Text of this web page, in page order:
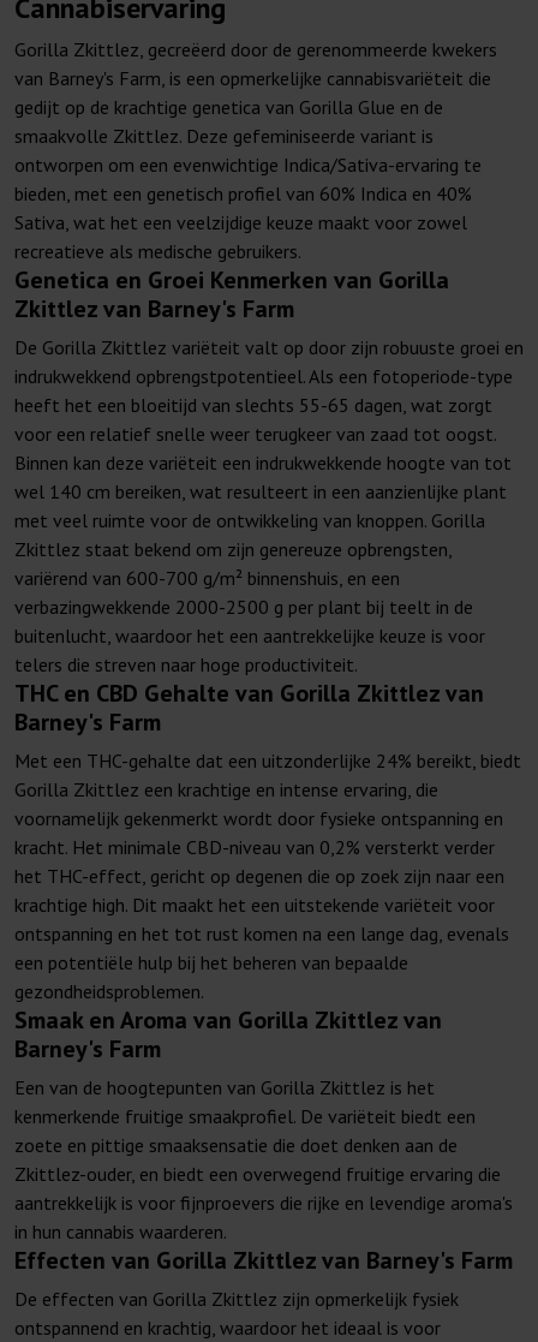
Cannabiservaring
Gorilla Zkittlez, gecreëerd door de gerenommeerde kwekers
van Barney's Farm, is een opmerkelijke cannabisvariëteit die
gedijt op de krachtige genetica van Gorilla Glue en de
smaakvolle Zkittlez. Deze gefeminiseerde variant is
ontworpen om een evenwichtige Indica/Sativa-ervaring te
bieden, met een genetisch profiel van 60% Indica en 40%
Sativa, wat het een veelzijdige keuze maakt voor zowel
recreatieve als medische gebruikers.
Genetica en Groei Kenmerken van Gorilla
Zkittlez van Barney's Farm
De Gorilla Zkittlez variëteit valt op door zijn robuuste groei en
indrukwekkend opbrengstpotentieel. Als een fotoperiode-type
heeft het een bloeitijd van slechts 55-65 dagen, wat zorgt
voor een relatief snelle weer terugkeer van zaad tot oogst.
Binnen kan deze variëteit een indrukwekkende hoogte van tot
wel 140 cm bereiken, wat resulteert in een aanzienlijke plant
met veel ruimte voor de ontwikkeling van knoppen. Gorilla
Zkittlez staat bekend om zijn genereuze opbrengsten,
variërend van 600-700 g/m² binnenshuis, en een
verbazingwekkende 2000-2500 g per plant bij teelt in de
buitenlucht, waardoor het een aantrekkelijke keuze is voor
telers die streven naar hoge productiviteit.
THC en CBD Gehalte van Gorilla Zkittlez van
Barney's Farm
Met een THC-gehalte dat een uitzonderlijke 24% bereikt, biedt
Gorilla Zkittlez een krachtige en intense ervaring, die
voornamelijk gekenmerkt wordt door fysieke ontspanning en
kracht. Het minimale CBD-niveau van 0,2% versterkt verder
het THC-effect, gericht op degenen die op zoek zijn naar een
krachtige high. Dit maakt het een uitstekende variëteit voor
ontspanning en het tot rust komen na een lange dag, evenals
een potentiële hulp bij het beheren van bepaalde
gezondheidsproblemen.
Smaak en Aroma van Gorilla Zkittlez van
Barney's Farm
Een van de hoogtepunten van Gorilla Zkittlez is het
kenmerkende fruitige smaakprofiel. De variëteit biedt een
zoete en pittige smaaksensatie die doet denken aan de
Zkittlez-ouder, en biedt een overwegend fruitige ervaring die
aantrekkelijk is voor fijnproevers die rijke en levendige aroma's
in hun cannabis waarderen.
Effecten van Gorilla Zkittlez van Barney's Farm
De effecten van Gorilla Zkittlez zijn opmerkelijk fysiek
ontspannend en krachtig, waardoor het ideaal is voor